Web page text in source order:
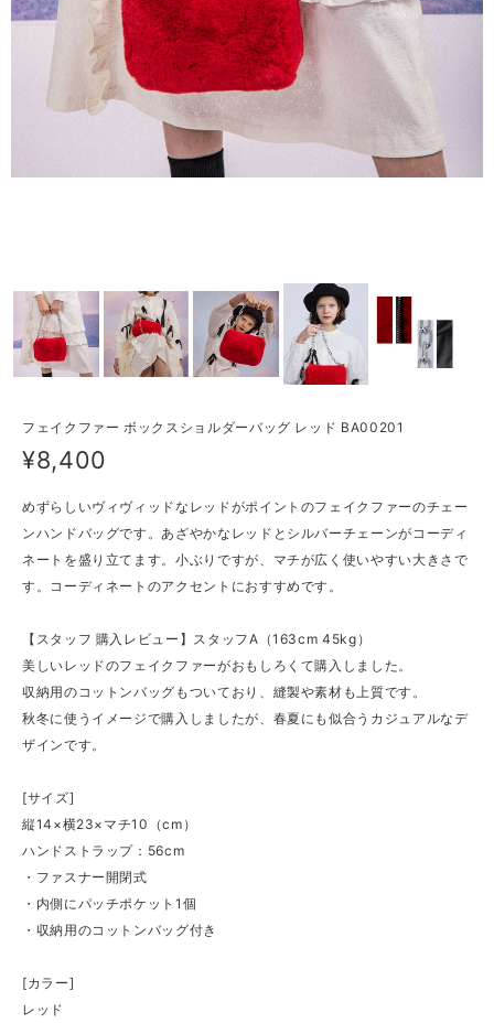
フェイクファー ボックスショルダーバッグ レッド BA00201
¥8,400
めずらしいヴィヴィッドなレッドがポイントのフェイクファーのチェー
ンハンドバッグです。あざやかなレッドとシルバーチェーンがコーディ
ネートを盛り立てます。小ぶりですが、マチが広く使いやすい大きさで
す。コーディネートのアクセントにおすすめです。
【スタッフ 購入レビュー】スタッフA（163cm 45kg）
美しいレッドのフェイクファーがおもしろくて購入しました。
収納用のコットンバッグもついており、縫製や素材も上質です。
秋冬に使うイメージで購入しましたが、春夏にも似合うカジュアルなデ
ザインです。
[サイズ]
縦14×横23×マチ10（cm）
ハンドストラップ：56cm
・ファスナー開閉式
・内側にパッチポケット1個
・収納用のコットンバッグ付き
[カラー]
レッド